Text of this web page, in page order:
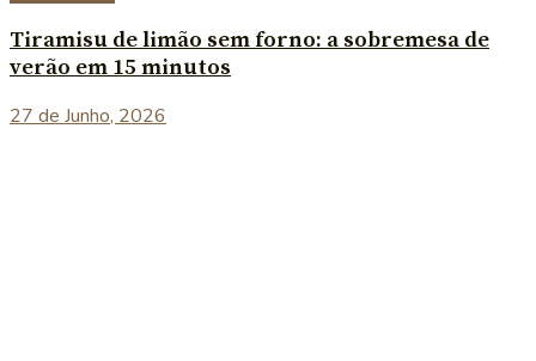
Tiramisu de limão sem forno: a sobremesa de
verão em 15 minutos
27 de Junho, 2026